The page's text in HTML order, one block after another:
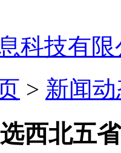
科技有
> 新闻
西北五